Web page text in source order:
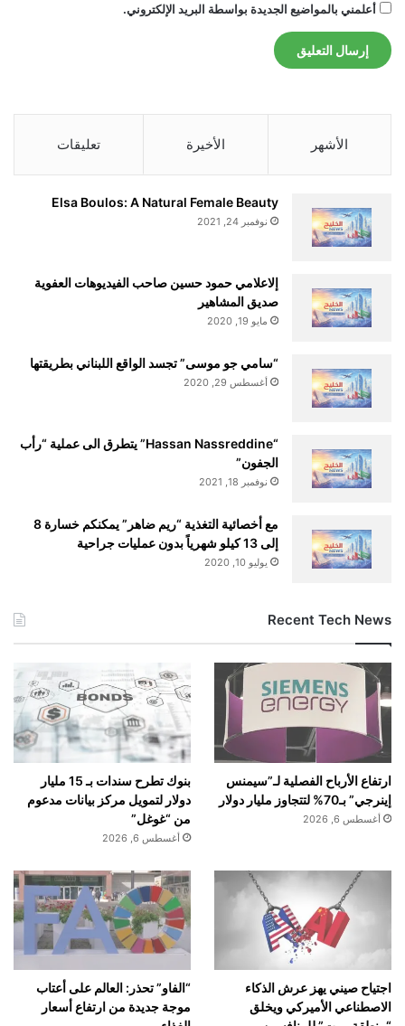
أعلمني بالمواضيع الجديدة بواسطة البريد الإلكتروني.
الأشهر الأخيرة تعليقات
Elsa Boulos: A Natural Female Beauty
نوفمبر 24, 2021
إلاعلامي حمود حسين صاحب الفيديوهات العفوية
صديق المشاهير
مايو 19, 2020
“سامي جو موسى” تجسد الواقع اللبناني بطريقتها
أغسطس 29, 2020
“Hassan Nassreddine” يتطرق الى عملية “رأب
الجفون”
نوفمبر 18, 2021
مع أخصائية التغذية “ريم ضاهر” يمكنكم خسارة 8
إلى 13 كيلو شهرياً بدون عمليات جراحية
يوليو 10, 2020
Recent Tech News
ارتفاع الأرباح الفصلية لـ”سيمنس
إينرجي” بـ70% لتتجاوز مليار دولار
أغسطس 6, 2026
بنوك تطرح سندات بـ 15 مليار
دولار لتمويل مركز بيانات مدعوم
من “غوغل”
أغسطس 6, 2026
اجتياح صيني يهز عرش الذكاء
الاصطناعي الأميركي ويخلق
“الفاو” تحذر: العالم على أعتاب
موجة جديدة من ارتفاع أسعار